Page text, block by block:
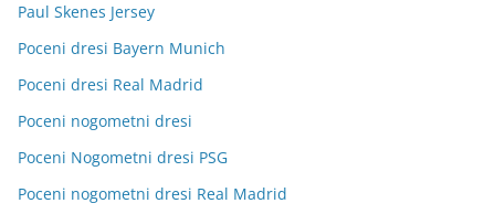
Paul Skenes Jersey
Poceni dresi Bayern Munich
Poceni dresi Real Madrid
Poceni nogometni dresi
Poceni Nogometni dresi PSG
Poceni nogometni dresi Real Madrid